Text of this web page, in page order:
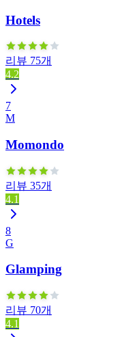
Hotels
리뷰 75개
4.2
7
M
Momondo
리뷰 35개
4.1
8
G
Glamping
리뷰 70개
4.1